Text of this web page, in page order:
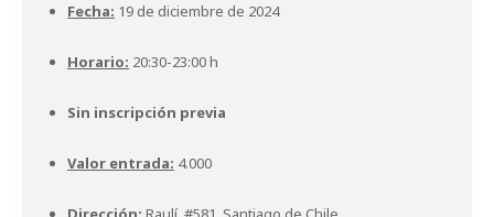
Fecha: 19 de diciembre de 2024
Horario: 20:30-23:00 h
Sin inscripción previa
Valor entrada: 4.000